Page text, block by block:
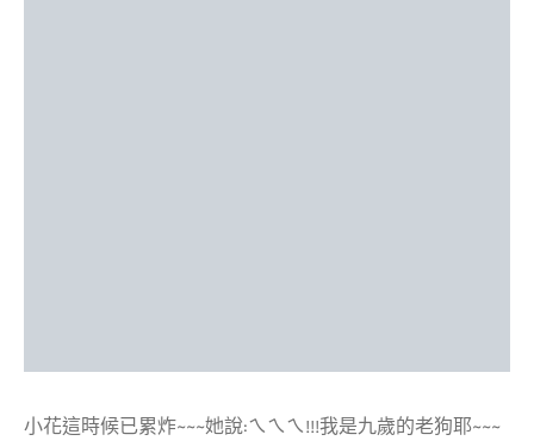
小花這時候已累炸~~~她說:ㄟㄟㄟ!!!我是九歲的老狗耶~~~